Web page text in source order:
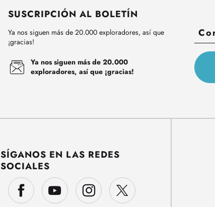
SUSCRIPCIÓN AL BOLETÍN
Ya nos siguen más de 20.000 exploradores, así que
¡gracias!
Ya nos siguen más de 20.000
exploradores, así que ¡gracias!
SÍGANOS EN LAS REDES
SOCIALES